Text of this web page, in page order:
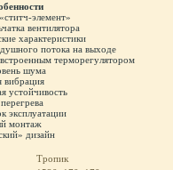
элемент»
вентилятора
характеристики
потока на выходе
терморегулятором
шума
вибрация
устойчивость
эксплуатации
монтаж
дизайн
Тропик